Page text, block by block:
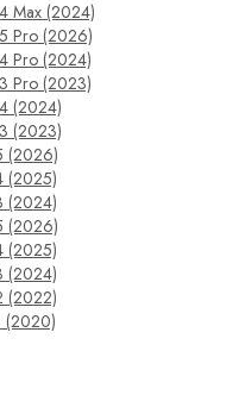
Max (2024)
Pro (2026)
Pro (2024)
Pro (2023)
(2024)
(2023)
(2026)
(2025)
(2024)
(2026)
(2025)
(2024)
(2022)
(2020)